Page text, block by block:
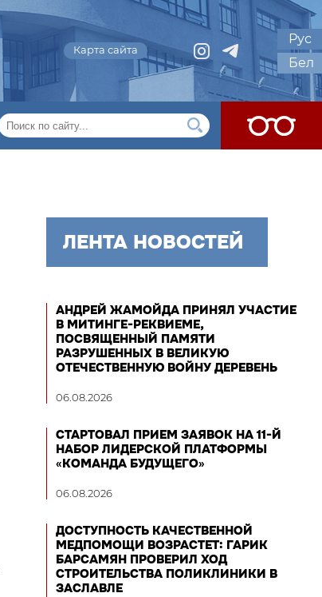
Карта сайта
Рус
Бел
ЛЕНТА НОВОСТЕЙ
АНДРЕЙ ЖАМОЙДА ПРИНЯЛ УЧАСТИЕ
В МИТИНГЕ-РЕКВИЕМЕ,
ПОСВЯЩЕННЫЙ ПАМЯТИ
РАЗРУШЕННЫХ В ВЕЛИКУЮ
ОТЕЧЕСТВЕННУЮ ВОЙНУ ДЕРЕВЕНЬ
06.08.2026
СТАРТОВАЛ ПРИЕМ ЗАЯВОК НА 11-Й
НАБОР ЛИДЕРСКОЙ ПЛАТФОРМЫ
«КОМАНДА БУДУЩЕГО»
06.08.2026
ДОСТУПНОСТЬ КАЧЕСТВЕННОЙ
МЕДПОМОЩИ ВОЗРАСТЕТ: ГАРИК
БАРСАМЯН ПРОВЕРИЛ ХОД
СТРОИТЕЛЬСТВА ПОЛИКЛИНИКИ В
ЗАСЛАВЛЕ